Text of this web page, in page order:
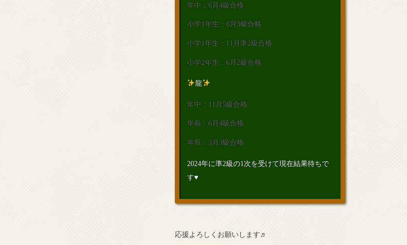
年中：6月4級合格
小学1年生：6月3級合格
小学1年生：11月準2級合格
小学2年生：6月2級合格
龍
年中：11月5級合格
年長：6月4級合格
年長：3月3級合格
2024年に準2級の1次を受けて現在結果待ちで
す♥
応援よろしくお願いします♬